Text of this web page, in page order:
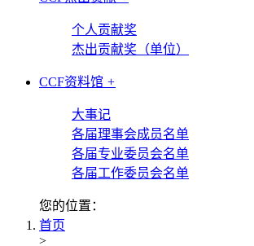
个人贡献奖
杰出贡献奖（单位）
CCF资料馆 +
大事记
各届理事会成员名单
各届专业委员会名单
各届工作委员会名单
您的位置：
首页
>